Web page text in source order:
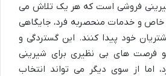
فروشی است که هر یک تلاش می
خاص و خدمات منحصربه فرد، جایگاهی
خود پیدا کنند. این گستردگی و
فرصت های بی نظیری برای شیرینی
اما از سوی دیگر می تواند انتخاب